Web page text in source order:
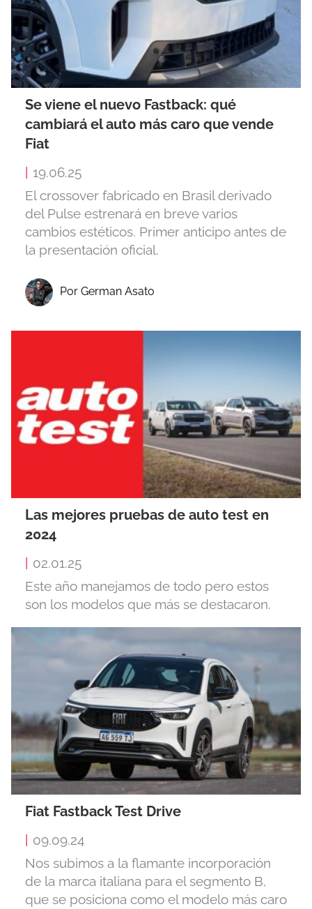
Se viene el nuevo Fastback: qué
cambiará el auto más caro que vende
Fiat
19.06.25
El crossover fabricado en Brasil derivado
del Pulse estrenará en breve varios
cambios estéticos. Primer anticipo antes de
la presentación oficial.
Por German Asato
Las mejores pruebas de auto test en
2024
02.01.25
Este año manejamos de todo pero estos
son los modelos que más se destacaron.
Fiat Fastback Test Drive
09.09.24
Nos subimos a la flamante incorporación
de la marca italiana para el segmento B,
que se posiciona como el modelo más caro